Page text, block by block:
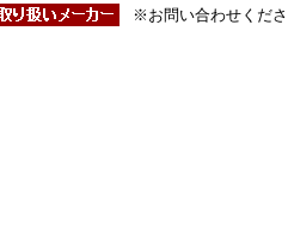
※お問い合わせくだ